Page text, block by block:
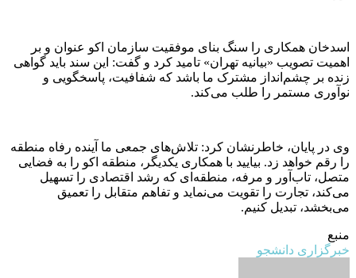
اسدخان همکاری را سنگ بنای موفقیت سازمان اکو عنوان و بر
اهمیت تصویب «بیانیه تهران» تامید کرد و گفت: این سند باید گواهی
زنده بر چشم‌انداز مشترک ما باشد که شفافیت، پاسخگویی و
نوآوری مستمر را طلب می‌کند.
وی در پایان، خاطرنشان کرد: تلاش‌های جمعی ما آینده رفاه منطقه
را رقم خواهد زد. بیایید با همکاری یکدیگر، منطقه اکو را به فضایی
متصل، تاب‌آور و مرفه، منطقه‌ای که رشد اقتصادی را تسهیل
می‌کند، تجارت را تقویت می‌نماید و تفاهم متقابل را تعمیق
می‌بخشد، تبدیل کنیم.
منبع
خبرگزاری دانشجو